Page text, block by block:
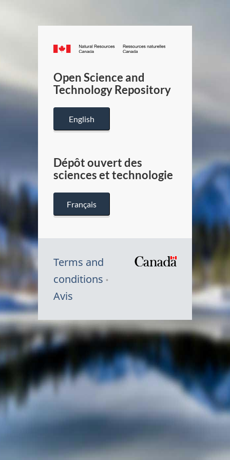
Canada.ca
/
Canada
Open Science and
Technology Repository
English
Dépôt ouvert des
sciences et technologie
Français
Terms and
conditions
Avis
Symbole
du
Canada